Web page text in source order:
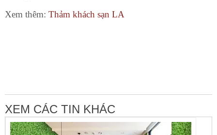
Xem thêm: Thảm khách sạn LA
XEM CÁC TIN KHÁC